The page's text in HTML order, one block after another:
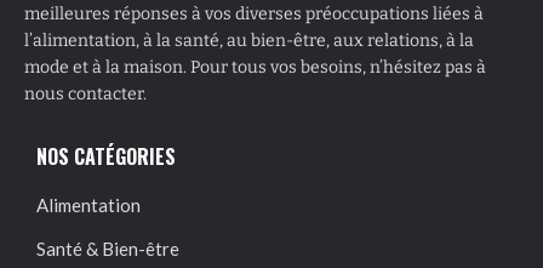
meilleures réponses à vos diverses préoccupations liées à
l’alimentation, à la santé, au bien-être, aux relations, à la
mode et à la maison. Pour tous vos besoins, n’hésitez pas à
nous contacter.
NOS CATÉGORIES
Alimentation
Santé & Bien-être